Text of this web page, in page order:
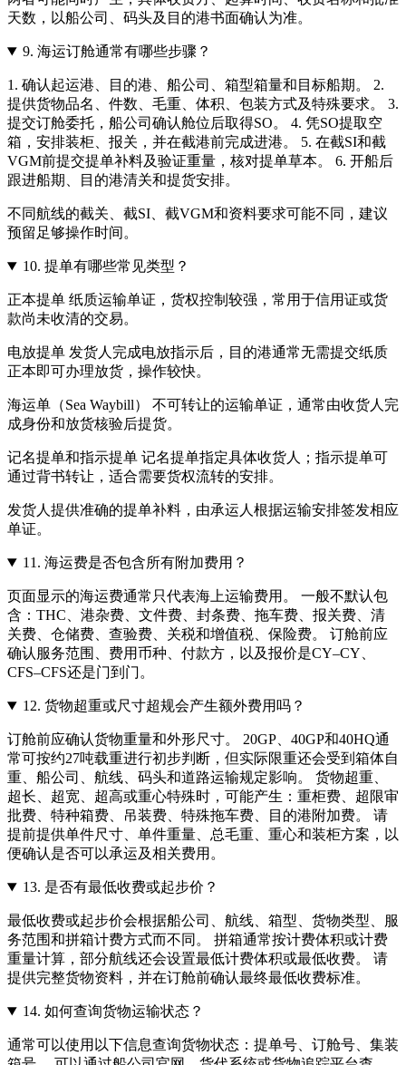
天数，以船公司、码头及目的港书面确认为准。
9. 海运订舱通常有哪些步骤？
1. 确认起运港、目的港、船公司、箱型箱量和目标船期。 2.
提供货物品名、件数、毛重、体积、包装方式及特殊要求。 3.
提交订舱委托，船公司确认舱位后取得SO。 4. 凭SO提取空
箱，安排装柜、报关，并在截港前完成进港。 5. 在截SI和截
VGM前提交提单补料及验证重量，核对提单草本。 6. 开船后
跟进船期、目的港清关和提货安排。
不同航线的截关、截SI、截VGM和资料要求可能不同，建议
预留足够操作时间。
10. 提单有哪些常见类型？
正本提单 纸质运输单证，货权控制较强，常用于信用证或货
款尚未收清的交易。
电放提单 发货人完成电放指示后，目的港通常无需提交纸质
正本即可办理放货，操作较快。
海运单（Sea Waybill） 不可转让的运输单证，通常由收货人完
成身份和放货核验后提货。
记名提单和指示提单 记名提单指定具体收货人；指示提单可
通过背书转让，适合需要货权流转的安排。
发货人提供准确的提单补料，由承运人根据运输安排签发相应
单证。
11. 海运费是否包含所有附加费用？
页面显示的海运费通常只代表海上运输费用。 一般不默认包
含：THC、港杂费、文件费、封条费、拖车费、报关费、清
关费、仓储费、查验费、关税和增值税、保险费。 订舱前应
确认服务范围、费用币种、付款方，以及报价是CY–CY、
CFS–CFS还是门到门。
12. 货物超重或尺寸超规会产生额外费用吗？
订舱前应确认货物重量和外形尺寸。 20GP、40GP和40HQ通
常可按约27吨载重进行初步判断，但实际限重还会受到箱体自
重、船公司、航线、码头和道路运输规定影响。 货物超重、
超长、超宽、超高或重心特殊时，可能产生：重柜费、超限审
批费、特种箱费、吊装费、特殊拖车费、目的港附加费。 请
提前提供单件尺寸、单件重量、总毛重、重心和装柜方案，以
便确认是否可以承运及相关费用。
13. 是否有最低收费或起步价？
最低收费或起步价会根据船公司、航线、箱型、货物类型、服
务范围和拼箱计费方式而不同。 拼箱通常按计费体积或计费
重量计算，部分航线还会设置最低计费体积或最低收费。 请
提供完整货物资料，并在订舱前确认最终最低收费标准。
14. 如何查询货物运输状态？
通常可以使用以下信息查询货物状态：提单号、订舱号、集装